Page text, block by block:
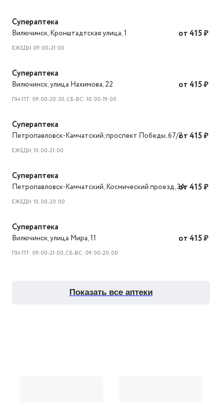
Супераптека
Вилючинск Кронштадтская улица, 1
ЕЖЕДН. 09:00-21:00
от 415 ₽
Супераптека
Вилючинск улица Нахимова, 22
ПН-ПТ: 09:00-20:30, СБ-ВС: 10:00-19:00
от 415 ₽
Супераптека
Петропавловск-Камчатский проспект Победы, 67/2
ЕЖЕДН. 10:00-21:00
от 415 ₽
Супераптека
Петропавловск-Камчатский Космический проезд, 3А
ЕЖЕДН. 10:00-20:00
от 415 ₽
Супераптека
Вилючинск улица Мира, 11
ПН-ПТ: 09:00-21:00, СБ-ВС: 09:00-20:00
от 415 ₽
показать все аптеки